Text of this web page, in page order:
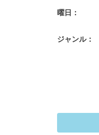
曜日：
ジャンル：